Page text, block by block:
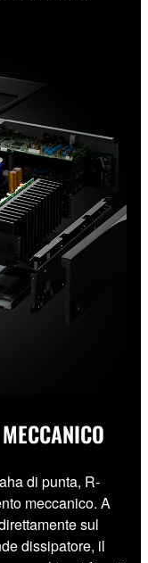
di punta, R-
meccanico. A
sul
dissipatore, il